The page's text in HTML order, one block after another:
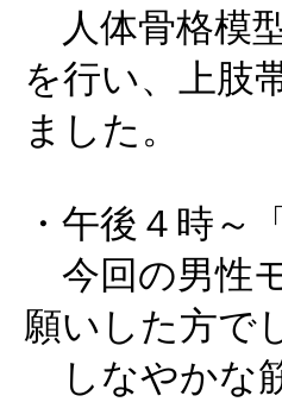
人体骨格模
を行い、上肢
ました。
・午後４時～
今回の男性
願いした方で
しなやかな